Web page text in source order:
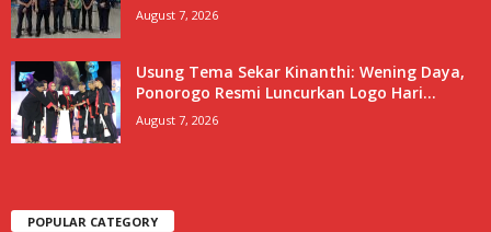
August 7, 2026
Usung Tema Sekar Kinanthi: Wening Daya,
Ponorogo Resmi Luncurkan Logo Hari...
August 7, 2026
POPULAR CATEGORY